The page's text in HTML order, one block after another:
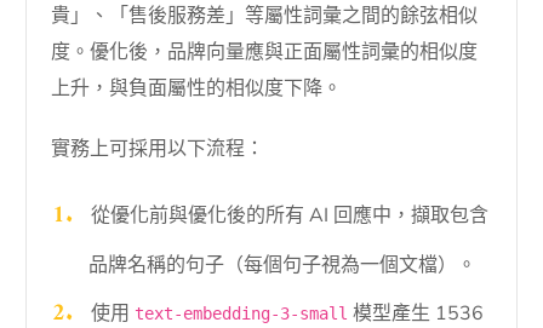
貴」、「售後服務差」等屬性詞彙之間的餘弦相似
度。優化後，品牌向量應與正面屬性詞彙的相似度
上升，與負面屬性的相似度下降。
實務上可採用以下流程：
從優化前與優化後的所有 AI 回應中，擷取包含
品牌名稱的句子（每個句子視為一個文檔）。
使用 text-embedding-3-small 模型產生 1536